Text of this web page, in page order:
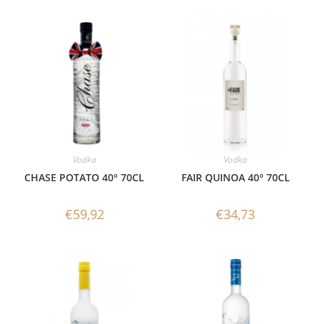
Vodka
CHASE POTATO 40° 70CL
€59,92
Vodka
FAIR QUINOA 40° 70CL
€34,73